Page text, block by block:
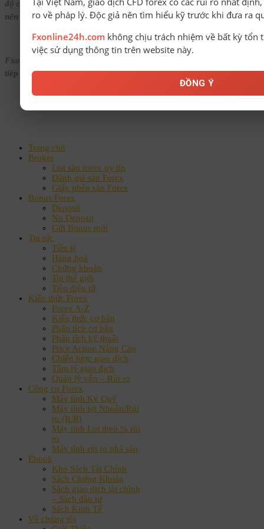
độ chịu rủi ro, tự chịu trách nhiệm với mọi quyết định đầu tư và chỉ
nên giao dịch khi đã hiểu rõ cơ chế thị trường.
Fxonline24h.com không chịu trách nhiệm đối với mọi thiệt hại trực
tiếp hoặc gián tiếp phát sinh từ việc sử dụng thông tin trên website.
Trang chủ
Broker
List sàn forex uy tín
Đánh giá sàn Forex
Giấy phép sàn Forex
Bonus Forex
Deposit
No Deposit
Gửi Bonus mới
Tin tức
Tiền tệ
Hàng hoá
Chứng khoán
Tin thế giới
Tiền điện tử
Kiến thức Forex
Forex A-Z
Kiến thức cơ bản
Phân tích cơ bản
Phân tích kỹ thuật
Price Action Nâng Cao
Chiến lược giao dịch
Tâm lý giao dịch
Quản lý vốn – Rủi ro
Công cụ Forex
Máy tính Ký Quỹ
Máy tính lợi Nhuận/Rủi
ro (R:R)
Máy tính Lot theo % rủi
ro
Máy tính rủi ro phá sản
Ebook
Kho Sách Tài Chính
Sách Chứng Khoán
Sách giao dịch tài chính
– Sách đầu tư
Sách Kinh Tế
Về chúng tôi
ro về pháp lý. Độc giả nên tìm hiểu kỹ trước khi đưa ra
Fxonline24h.com không chịu trách nhiệm về bất kỳ tổn
việc sử dụng thông tin trên website này.
ĐỒNG Ý